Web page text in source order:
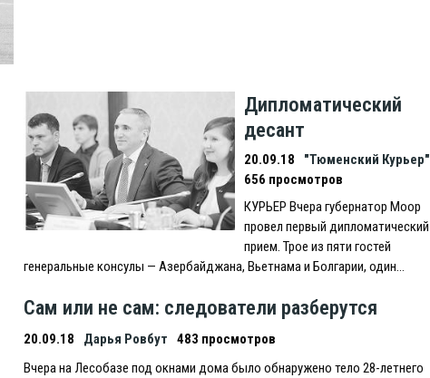
Дипломатический
десант
20.09.18
"Тюменский Курьер"
656 просмотров
КУРЬEР Вчера губернатор Моор
провел первый дипломатический
прием. Трое из пяти гостей
генеральные консулы — Азербайджана, Вьетнама и Болгарии, один…
Сам или не сам: следователи разберутся
20.09.18 Дарья Ровбут
483 просмотров
Вчера на Лесобазе под окнами дома было обнаружено тело 28-летнего